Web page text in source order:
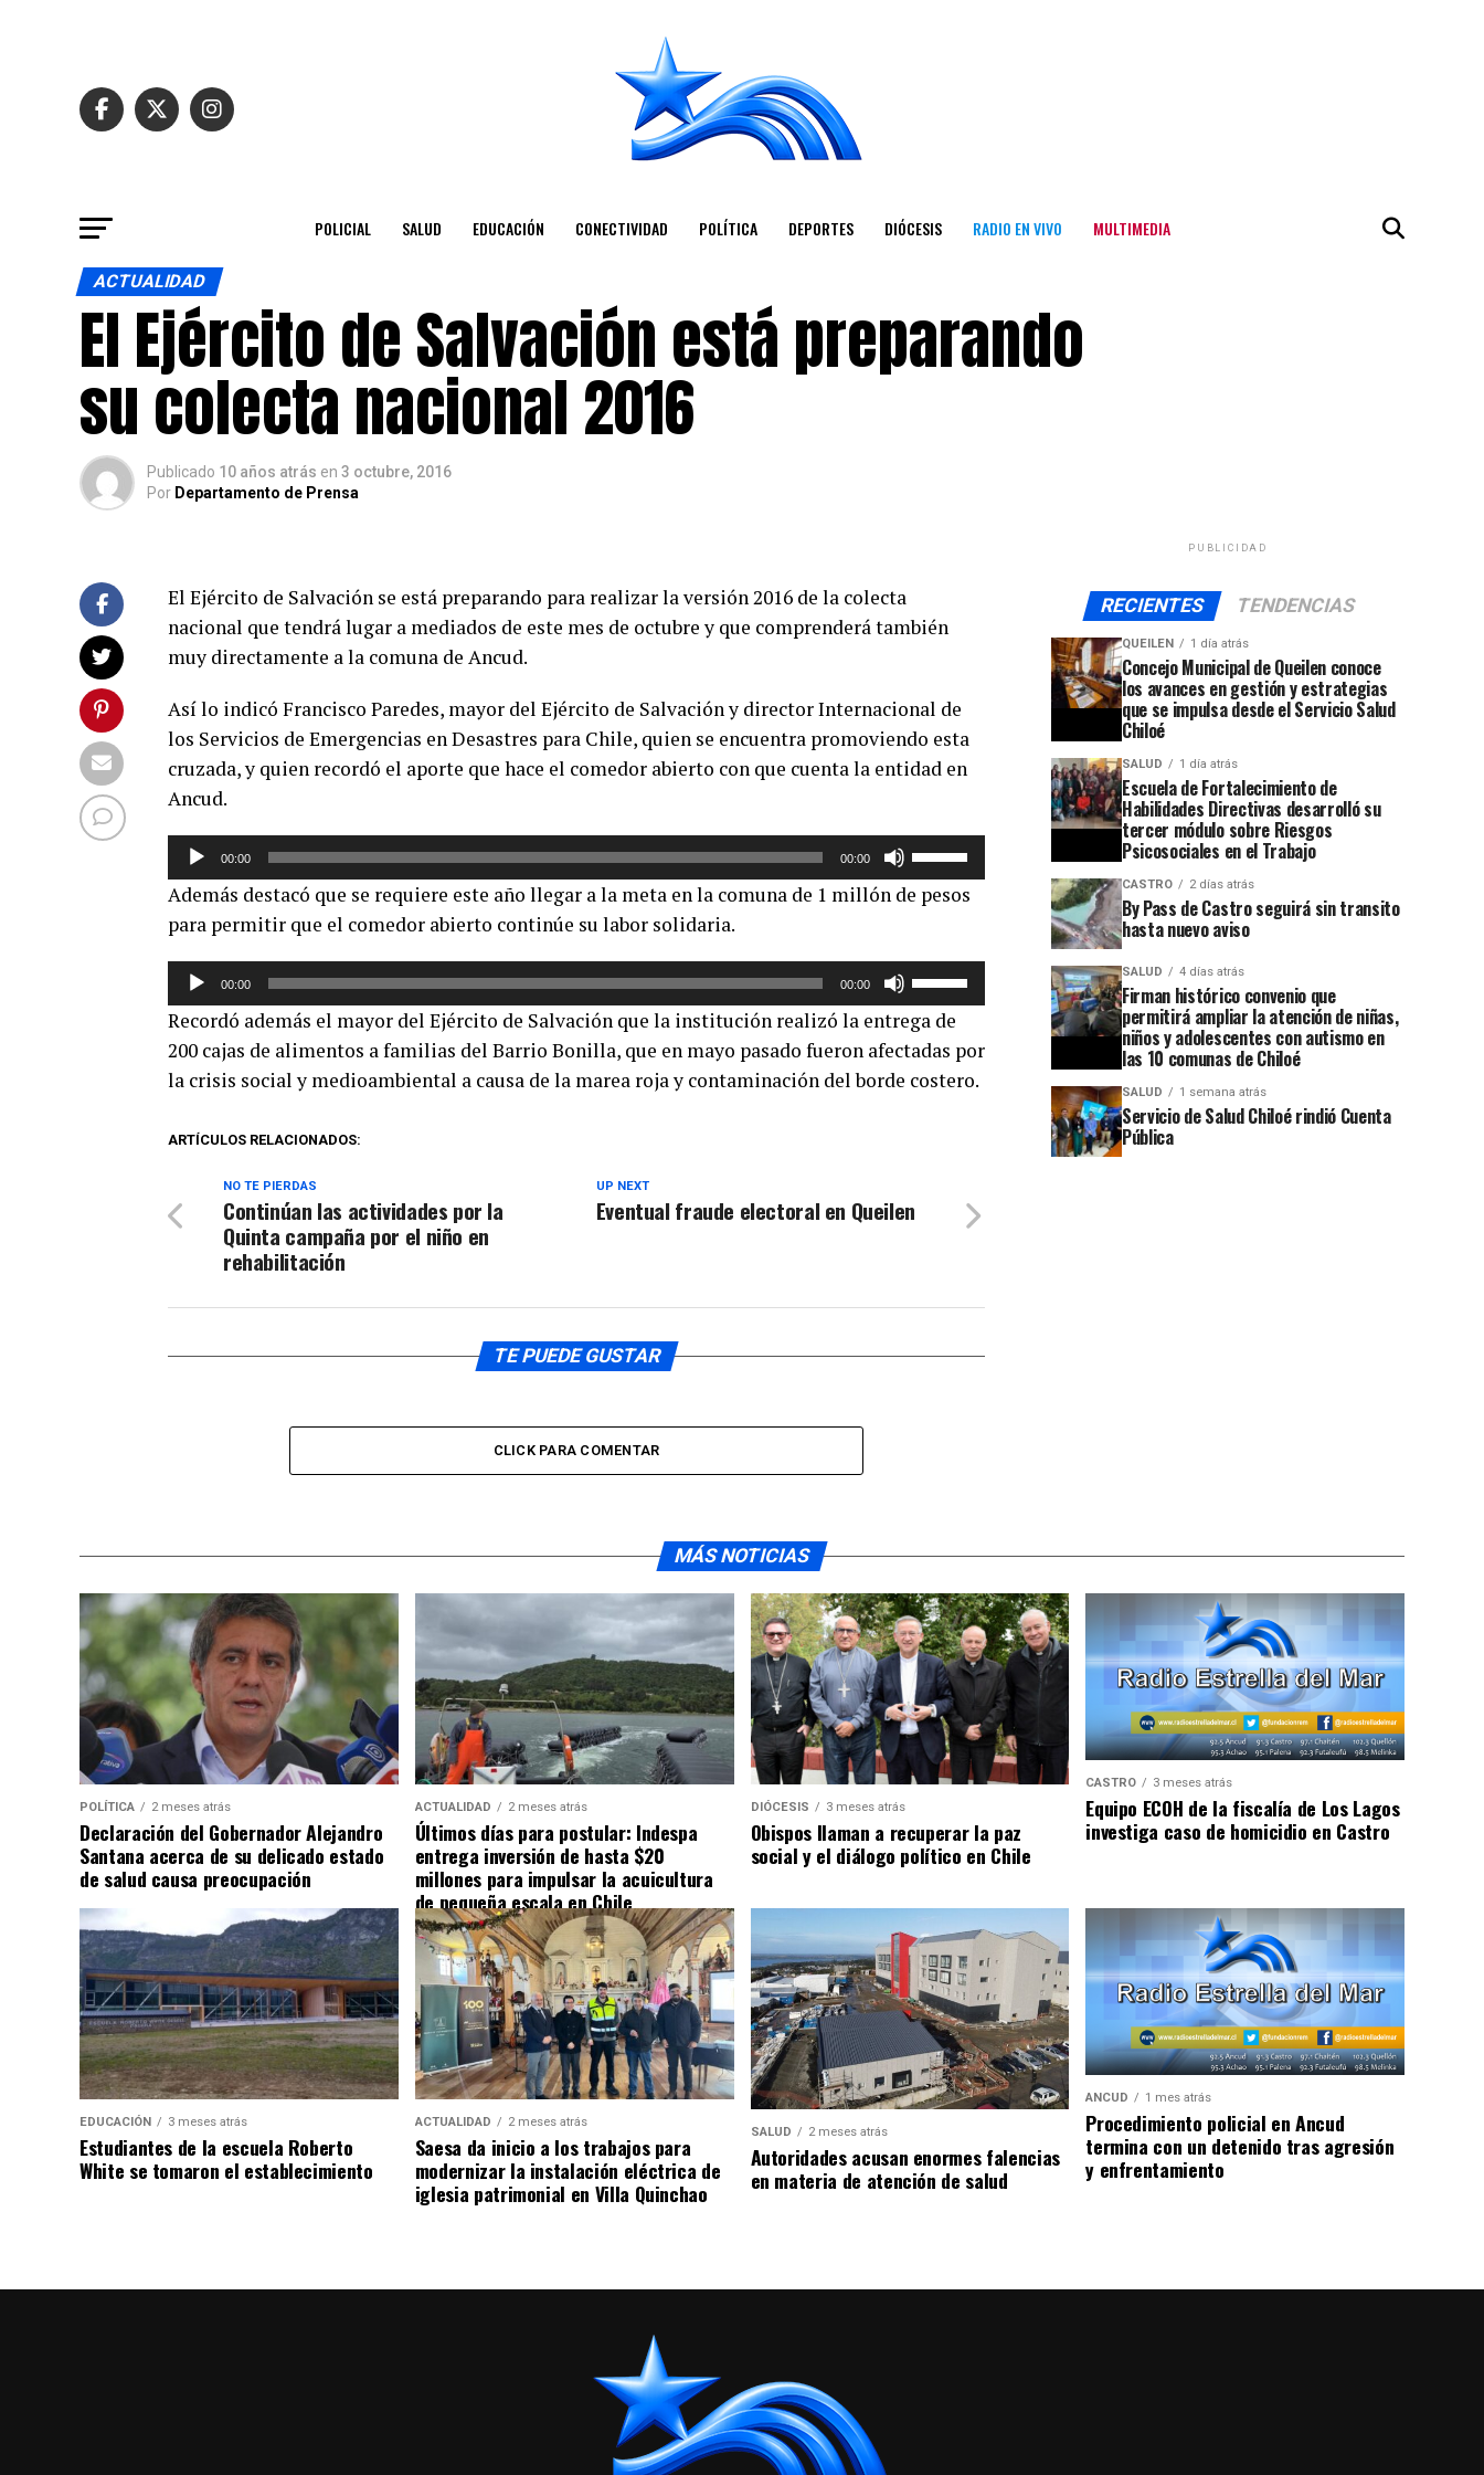
POLICIAL SALUD EDUCACIÓN CONECTIVIDAD POLÍTICA DEPORTES DIÓCESIS RADIO EN VIVO MULTIMEDIA
ACTUALIDAD
El Ejército de Salvación está preparando
su colecta nacional 2016
Publicado 10 años atrás en 3 octubre, 2016
Por Departamento de Prensa
El Ejército de Salvación se está preparando para realizar la versión 2016 de la colecta
nacional que tendrá lugar a mediados de este mes de octubre y que comprenderá también
muy directamente a la comuna de Ancud.
Así lo indicó Francisco Paredes, mayor del Ejército de Salvación y director Internacional de
los Servicios de Emergencias en Desastres para Chile, quien se encuentra promoviendo esta
cruzada, y quien recordó el aporte que hace el comedor abierto con que cuenta la entidad en
Ancud.
Reproductor
audio
00:00 00:00
teclas
arriba/abajo
para
aumentar
o
disminuir
Además destacó que se requiere este año llegar a la meta en la comuna de 1 millón de pesos
para permitir que el comedor abierto continúe su labor solidaria.
Reproductor
audio
00:00 00:00
teclas
de
flecha
disminuir
Recordó además el mayor del Ejército de Salvación que la institución realizó la entrega de
200 cajas de alimentos a familias del Barrio Bonilla, que en mayo pasado fueron afectadas por
la crisis social y medioambiental a causa de la marea roja y contaminación del borde costero.
ARTÍCULOS RELACIONADOS:
UP NEXT
Eventual fraude electoral en Queilen
NO TE PIERDAS
Continúan las actividades por la
Quinta campaña por el niño en
rehabilitación
TE PUEDE GUSTAR
CLICK PARA COMENTAR
PUBLICIDAD
RECIENTES TENDENCIAS
QUEILEN 1 día atrás
Concejo Municipal de Queilen conoce
los avances en gestión y estrategias
que se impulsa desde el Servicio Salud
Chiloé
SALUD 1 día atrás
Escuela de Fortalecimiento de
Habilidades Directivas desarrolló su
tercer módulo sobre Riesgos
Psicosociales en el Trabajo
CASTRO 2 días atrás
By Pass de Castro seguirá sin transito
hasta nuevo aviso
SALUD 4 días atrás
Firman histórico convenio que
permitirá ampliar la atención de niñas,
niños y adolescentes con autismo en
las 10 comunas de Chiloé
SALUD 1 semana atrás
Servicio de Salud Chiloé rindió Cuenta
Pública
MÁS NOTICIAS
POLÍTICA 2 meses atrás
Declaración del Gobernador Alejandro
Santana acerca de su delicado estado
de salud causa preocupación
ACTUALIDAD 2 meses atrás
Últimos días para postular: Indespa
entrega inversión de hasta $20
millones para impulsar la acuicultura
de pequeña escala en Chile
DIÓCESIS 3 meses atrás
Obispos llaman a recuperar la paz
social y el diálogo político en Chile
CASTRO 3 meses atrás
Equipo ECOH de la fiscalía de Los Lagos
investiga caso de homicidio en Castro
EDUCACIÓN 3 meses atrás
Estudiantes de la escuela Roberto
White se tomaron el establecimiento
ACTUALIDAD 2 meses atrás
Saesa da inicio a los trabajos para
modernizar la instalación eléctrica de
iglesia patrimonial en Villa Quinchao
SALUD 2 meses atrás
Autoridades acusan enormes falencias
en materia de atención de salud
ANCUD 1 mes atrás
Procedimiento policial en Ancud
termina con un detenido tras agresión
y enfrentamiento